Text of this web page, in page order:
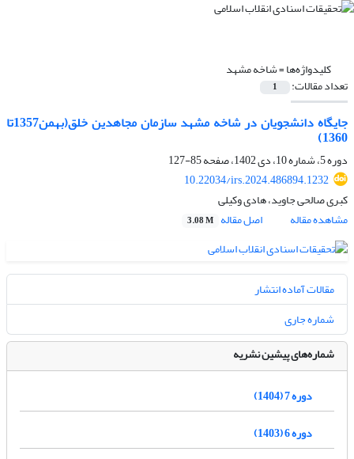
کلیدواژه‌ها =شاخه مشهد
تعداد مقالات: 1
جایگاه دانشجویان در شاخه مشهد سازمان مجاهدین خلق(بهمن1357تا
1360)
دوره 5، شماره 10، دی 1402، صفحه
85-127
10.22034/irs.2024.486894.1232
کبری صالحی جاوید، هادی وکیلی
مشاهده مقاله
اصل مقاله 3.08 M
مقالات آماده انتشار
شماره جاری
شماره‌های پیشین نشریه
دوره 7 (1404)
دوره 6 (1403)